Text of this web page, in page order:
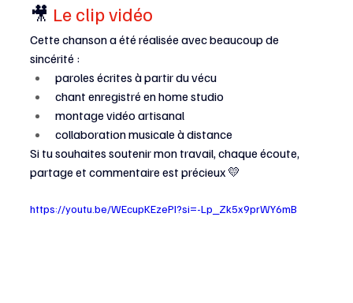
🎥 Le clip vidéo
Cette chanson a été réalisée avec beaucoup de
sincérité :
paroles écrites à partir du vécu
chant enregistré en home studio
montage vidéo artisanal
collaboration musicale à distance
Si tu souhaites soutenir mon travail, chaque écoute,
partage et commentaire est précieux 💛
https://youtu.be/WEcupKEzePI?si=-Lp_Zk5x9prWY6mB